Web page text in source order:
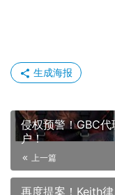
生成海报
侵权预警！GBC
户！
上一篇
再度提案！Keith